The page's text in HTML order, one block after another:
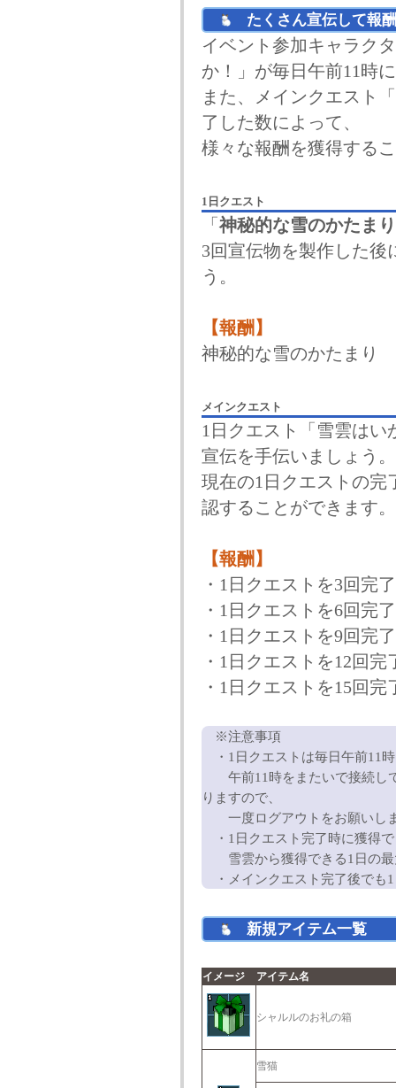
たくさん宣伝して報
イベント参加キャラク
か！」が毎日午前11時
また、メインクエスト
了した数によって、
様々な報酬を獲得する
1日クエスト
「 神秘的な雪のかたまり
3回宣伝物を製作した後
う。
【報酬】
神秘的な雪のかたまり
メインクエスト
1日クエスト「雪雲は
宣伝を手伝いましょう。
現在の1日クエストの完
認することができます。
【報酬】
・1日クエストを3回
・1日クエストを6回
・1日クエストを9回
・1日クエストを12回
・1日クエストを15回
※注意事項
・1日クエストは毎日午前11
午前11時をまたいで接続し
りますので、
一度ログアウトをお願いし
・1日クエスト完了時に獲得
雪雲から獲得できる1日の最
・メインクエスト完了後でも
新規アイテム一覧
イメージ アイテム名
シャルルのお礼の箱
雪猫